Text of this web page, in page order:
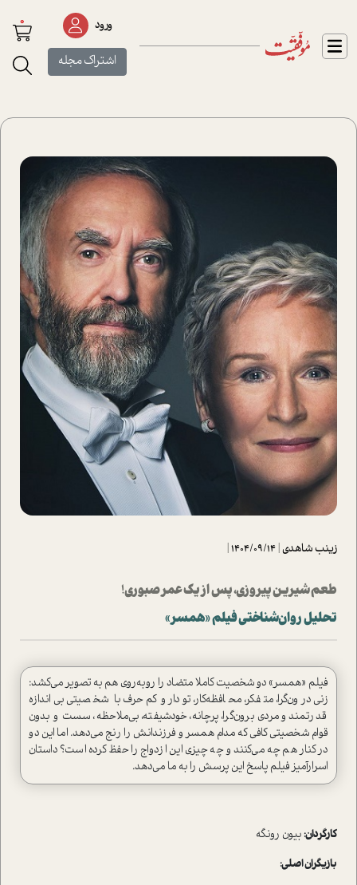
ورود
اشتراک مجله
0
زینب شاهدی|
1404/09/14
|
طعم شیرین پیروزی، پس از یک عمر صبوری!
تحلیل روان‌شناختی فیلم «همسر»
فیلم «همسر» دو شخصیت کاملا متضاد را روبه‌روی هم به تصویر می‌کشد:
زنی درون‌گرا، متفکر، محافظه‌کار، تودار و کم‌حرف با شخصیتی بی‌اندازه
قدرتمند و مردی برون‌گرا، پرچانه، خودشیفته، بی‌ملاحظه ، سست و بدون
قوام شخصیتی کافی که مدام همسر و فرزندانش را رنج می‌دهد. اما این دو
در کنار هم چه می‌کنند و چه چیزی این ازدواج را حفظ کرده است؟ داستان
اسرارآمیز فیلم پاسخ این پرسش را به ما می‌دهد.
کارگردان:بیون رونگه
بازیگران اصلی: